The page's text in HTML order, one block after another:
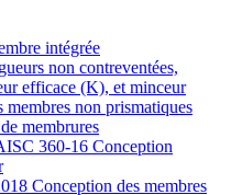
intégrée
non contreventées,
efficace (K), et minceur
non prismatiques
membrures
360-16 Conception
Conception des membres